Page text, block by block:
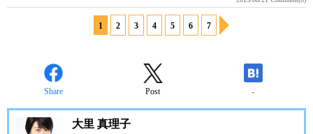
1 2 3 4 5 6 7
Share Post -
大里 真理子